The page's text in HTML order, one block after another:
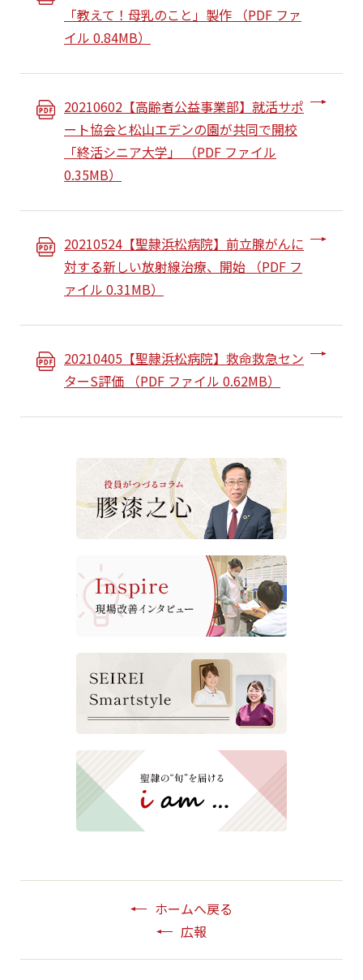
「教えて！母乳のこと」製作 （PDF ファ
イル 0.84MB）
20210602【高齢者公益事業部】就活サポ
ート協会と松山エデンの園が共同で開校
「終活シニア大学」 （PDF ファイル
0.35MB）
20210524【聖隷浜松病院】前立腺がんに
対する新しい放射線治療、開始 （PDF フ
ァイル 0.31MB）
20210405【聖隷浜松病院】救命救急セン
ターS評価 （PDF ファイル 0.62MB）
広報
ホームへ戻る